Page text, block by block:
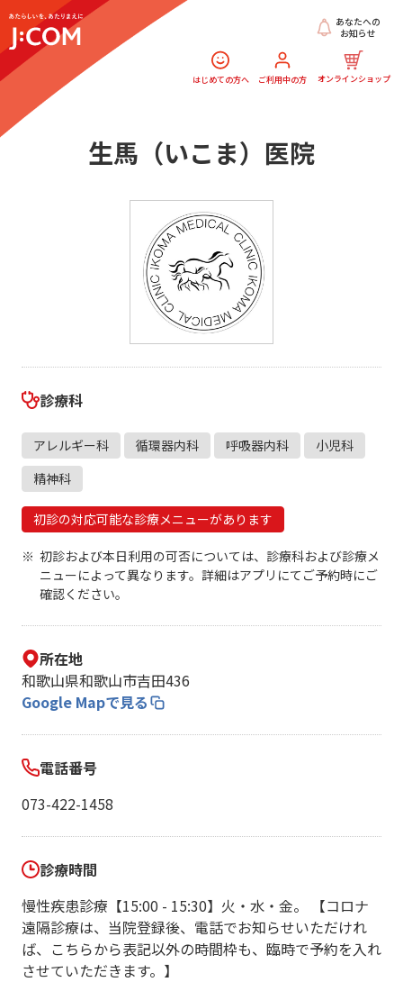
はじめての方へ ご利用中の方 オンラインショップ
あなたへの
お知らせ
生馬（いこま）医院
診療科
アレルギー科 循環器内科 呼吸器内科
小児科
精神科
初診の対応可能な診療メニューがあります
初診および本日利用の可否については、診療科および診療メ
ニューによって異なります。詳細はアプリにてご予約時にご
確認ください。
所在地
和歌山県和歌山市吉田436
Google Mapで見る
電話番号
073-422-1458
診療時間
慢性疾患診療【15:00 - 15:30】火・水・金。 【コロナ
遠隔診療は、当院登録後、電話でお知らせいただけれ
ば、こちらから表記以外の時間枠も、臨時で予約を入れ
させていただきます。】